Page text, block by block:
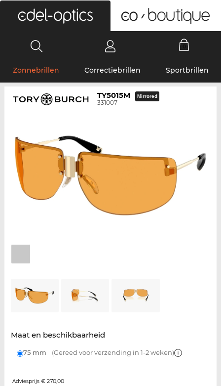
Zonnebrillen Correctiebrillen Sportbrillen
TY5015M
331007
Mirrored
Maat en beschikbaarheid
75 mm (Gereed voor verzending in 1-2 weken)
Adviesprijs € 270,00